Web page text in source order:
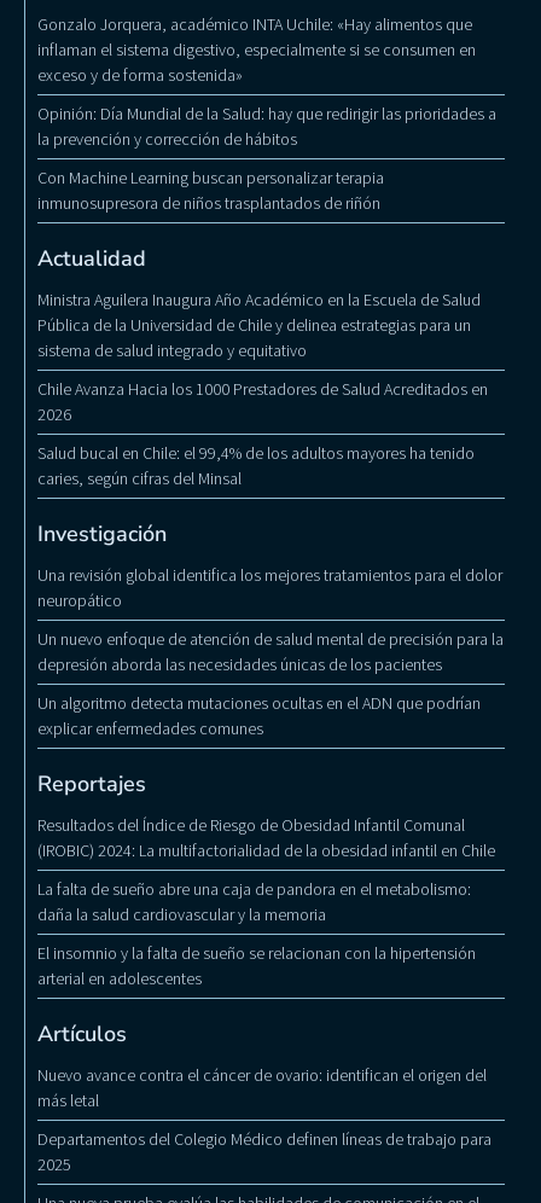
Gonzalo Jorquera, académico INTA Uchile: «Hay alimentos que
inflaman el sistema digestivo, especialmente si se consumen en
exceso y de forma sostenida»
Opinión: Día Mundial de la Salud: hay que redirigir las prioridades a
la prevención y corrección de hábitos
Con Machine Learning buscan personalizar terapia
inmunosupresora de niños trasplantados de riñón
Actualidad
Ministra Aguilera Inaugura Año Académico en la Escuela de Salud
Pública de la Universidad de Chile y delinea estrategias para un
sistema de salud integrado y equitativo
Chile Avanza Hacia los 1000 Prestadores de Salud Acreditados en
2026
Salud bucal en Chile: el 99,4% de los adultos mayores ha tenido
caries, según cifras del Minsal
Investigación
Una revisión global identifica los mejores tratamientos para el dolor
neuropático
Un nuevo enfoque de atención de salud mental de precisión para la
depresión aborda las necesidades únicas de los pacientes
Un algoritmo detecta mutaciones ocultas en el ADN que podrían
explicar enfermedades comunes
Reportajes
Resultados del Índice de Riesgo de Obesidad Infantil Comunal
(IROBIC) 2024: La multifactorialidad de la obesidad infantil en Chile
La falta de sueño abre una caja de pandora en el metabolismo:
daña la salud cardiovascular y la memoria
El insomnio y la falta de sueño se relacionan con la hipertensión
arterial en adolescentes
Artículos
Nuevo avance contra el cáncer de ovario: identifican el origen del
más letal
Departamentos del Colegio Médico definen líneas de trabajo para
2025